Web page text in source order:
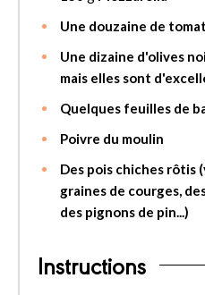
Une douzaine de
Une dizaine d'olives
mais elles sont
Quelques feuilles de
Poivre du moulin
Des pois chiches rôtis
graines de courges,
des pignons de pin...)
Instructions